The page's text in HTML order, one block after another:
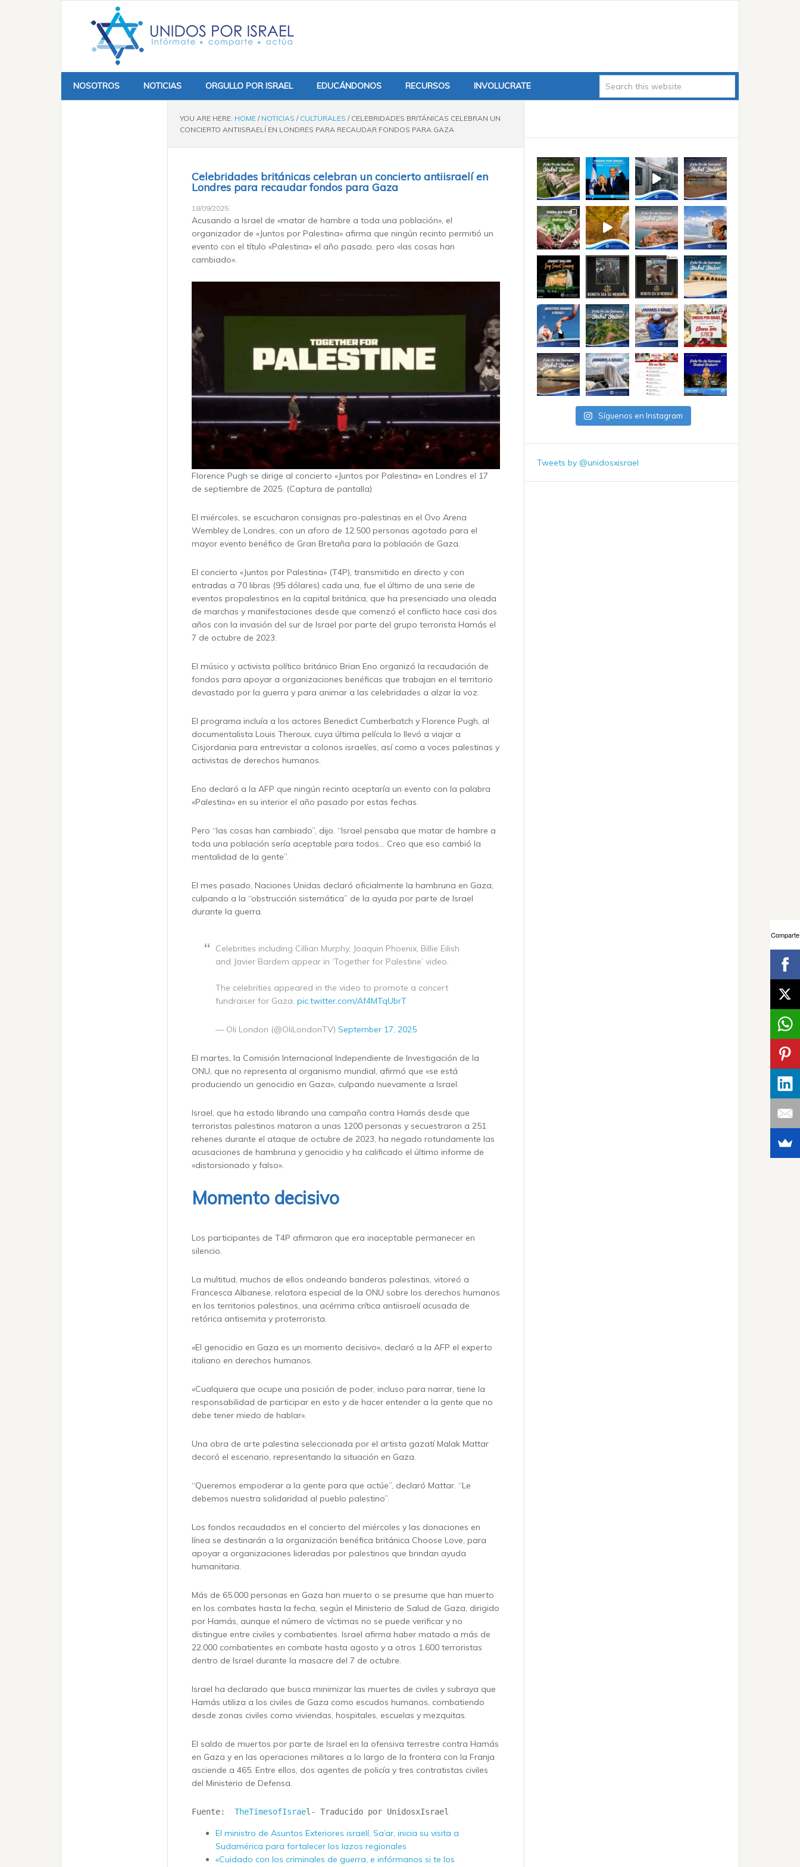
NOSOTROS NOTICIAS ORGULLO POR ISRAEL EDUCÁNDONOS RECURSOS INVOLUCRATE
YOU ARE HERE: HOME / NOTICIAS / CULTURALES /CELEBRIDADES BRITÁNICAS CELEBRAN UN
CONCIERTO ANTIISRAELÍ EN LONDRES PARA RECAUDAR FONDOS PARA GAZA
Celebridades británicas celebran un concierto antiisraelí en
Londres para recaudar fondos para Gaza
18/09/2025
Acusando a Israel de «matar de hambre a toda una población», el
organizador de «Juntos por Palestina» afirma que ningún recinto permitió un
evento con el título «Palestina» el año pasado, pero «las cosas han
cambiado».
Florence Pugh se dirige al concierto «Juntos por Palestina» en Londres el 17
de septiembre de 2025. (Captura de pantalla)
El miércoles, se escucharon consignas pro-palestinas en el Ovo Arena
Wembley de Londres, con un aforo de 12.500 personas agotado para el
mayor evento benéfico de Gran Bretaña para la población de Gaza.
El concierto «Juntos por Palestina» (T4P), transmitido en directo y con
entradas a 70 libras (95 dólares) cada una, fue el último de una serie de
eventos propalestinos en la capital británica, que ha presenciado una oleada
de marchas y manifestaciones desde que comenzó el conflicto hace casi dos
años con la invasión del sur de Israel por parte del grupo terrorista Hamás el
7 de octubre de 2023.
El músico y activista político británico Brian Eno organizó la recaudación de
fondos para apoyar a organizaciones benéficas que trabajan en el territorio
devastado por la guerra y para animar a las celebridades a alzar la voz.
El programa incluía a los actores Benedict Cumberbatch y Florence Pugh, al
documentalista Louis Theroux, cuya última película lo llevó a viajar a
Cisjordania para entrevistar a colonos israelíes, así como a voces palestinas y
activistas de derechos humanos.
Eno declaró a la AFP que ningún recinto aceptaría un evento con la palabra
«Palestina» en su interior el año pasado por estas fechas.
Pero “las cosas han cambiado”, dijo. “Israel pensaba que matar de hambre a
toda una población sería aceptable para todos… Creo que eso cambió la
mentalidad de la gente”.
El mes pasado, Naciones Unidas declaró oficialmente la hambruna en Gaza,
culpando a la “obstrucción sistemática” de la ayuda por parte de Israel
durante la guerra.
Celebrities including Cillian Murphy, Joaquin Phoenix, Billie Eilish
and Javier Bardem appear in ‘Together for Palestine’ video.
The celebrities appeared in the video to promote a concert
fundraiser for Gaza. pic.twitter.com/Af4MTqUbrT
— Oli London (@OliLondonTV) September 17, 2025
El martes, la Comisión Internacional Independiente de Investigación de la
ONU, que no representa al organismo mundial, afirmó que «se está
produciendo un genocidio en Gaza», culpando nuevamente a Israel.
Israel, que ha estado librando una campaña contra Hamás desde que
terroristas palestinos mataron a unas 1200 personas y secuestraron a 251
rehenes durante el ataque de octubre de 2023, ha negado rotundamente las
acusaciones de hambruna y genocidio y ha calificado el último informe de
«distorsionado y falso».
Momento decisivo
Los participantes de T4P afirmaron que era inaceptable permanecer en
silencio.
La multitud, muchos de ellos ondeando banderas palestinas, vitoreó a
Francesca Albanese, relatora especial de la ONU sobre los derechos humanos
en los territorios palestinos, una acérrima crítica antiisraelí acusada de
retórica antisemita y proterrorista.
«El genocidio en Gaza es un momento decisivo», declaró a la AFP el experto
italiano en derechos humanos.
«Cualquiera que ocupe una posición de poder, incluso para narrar, tiene la
responsabilidad de participar en esto y de hacer entender a la gente que no
debe tener miedo de hablar».
Una obra de arte palestina seleccionada por el artista gazatí Malak Mattar
decoró el escenario, representando la situación en Gaza.
“Queremos empoderar a la gente para que actúe”, declaró Mattar. “Le
debemos nuestra solidaridad al pueblo palestino”.
Los fondos recaudados en el concierto del miércoles y las donaciones en
línea se destinarán a la organización benéfica británica Choose Love, para
apoyar a organizaciones lideradas por palestinos que brindan ayuda
humanitaria.
Más de 65.000 personas en Gaza han muerto o se presume que han muerto
en los combates hasta la fecha, según el Ministerio de Salud de Gaza, dirigido
por Hamás, aunque el número de víctimas no se puede verificar y no
distingue entre civiles y combatientes. Israel afirma haber matado a más de
22.000 combatientes en combate hasta agosto y a otros 1.600 terroristas
dentro de Israel durante la masacre del 7 de octubre.
Israel ha declarado que busca minimizar las muertes de civiles y subraya que
Hamás utiliza a los civiles de Gaza como escudos humanos, combatiendo
desde zonas civiles como viviendas, hospitales, escuelas y mezquitas.
El saldo de muertos por parte de Israel en la ofensiva terrestre contra Hamás
en Gaza y en las operaciones militares a lo largo de la frontera con la Franja
asciende a 465. Entre ellos, dos agentes de policía y tres contratistas civiles
del Ministerio de Defensa.
Fuente: TheTimesofIsrael- Traducido por UnidosxIsrael
El ministro de Asuntos Exteriores israelí, Sa’ar, inicia su visita a
Sudamérica para fortalecer los lazos regionales
«Cuidado con los criminales de guerra, e infórmanos si te los
Síguenos en Instagram
Tweets by @unidosxisrael
Comparte